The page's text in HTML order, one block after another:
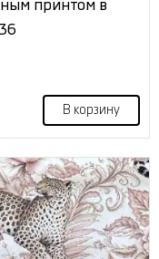
принтом в
В корзину